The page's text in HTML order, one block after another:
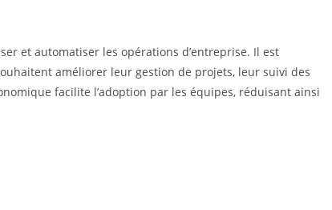
et automatiser les opérations d’entreprise. Il est
améliorer leur gestion de projets, leur suivi des
facilite l’adoption par les équipes, réduisant ainsi